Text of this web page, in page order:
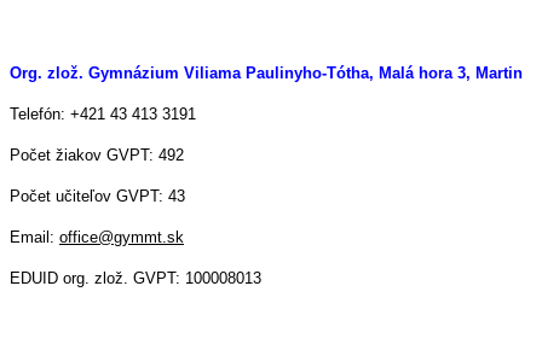
Org. zlož. Gymnázium Viliama Paulinyho-Tótha, Malá hora 3, Martin
Telefón: +421 43 413 3191
Počet žiakov GVPT: 492
Počet učiteľov GVPT: 43
Email: office@gymmt.sk
EDUID org. zlož. GVPT: 100008013